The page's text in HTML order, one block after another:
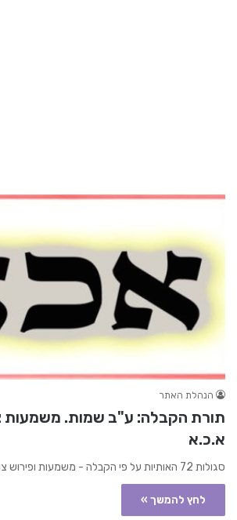
הנהלת האתר
תורת הקבלה: ע"ב שמות. משמעות
א.כ.א
סגולות 72 האותיות על פי הקבלה - משמעות ופירוש צרוף האותיות: א.כ.א.
לחץ להמשך »